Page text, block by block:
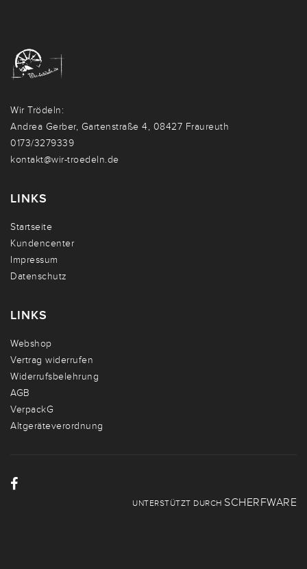
Wir Trödeln:
Andrea Gerber, Gartenstraße 4, 08427 Fraureuth
0173/3279339
kontakt@wir-troedeln.de
LINKS
Startseite
Kundencenter
Impressum
Datenschutz
LINKS
Webshop
Vertrag widerrufen
Widerrufsbelehrung
AGB
VerpackG
Altgeräteverordnung
UNTERSTÜTZT DURCH SCHERFWARE